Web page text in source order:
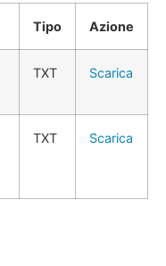
Tipo Azione
TXT Scarica
TXT Scarica